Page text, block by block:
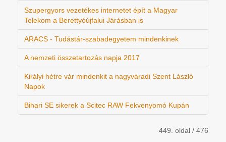
Szupergyors vezetékes internetet épít a Magyar
Telekom a Berettyóújfalui Járásban is
ARACS - Tudástár-szabadegyetem mindenkinek
A nemzeti összetartozás napja 2017
Királyi hétre vár mindenkit a nagyváradi Szent László
Napok
Bihari SE sikerek a Scitec RAW Fekvenyomó Kupán
449. oldal / 476